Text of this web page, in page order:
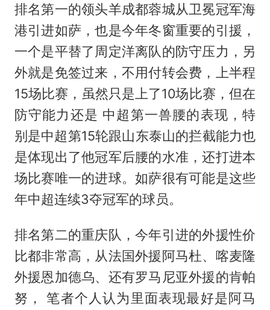
排名第一的领头羊成都蓉城从卫冕冠军海
港引进如萨，也是今年冬窗重要的引援，
一个是平替了周定洋离队的防守压力，另
外就是免签过来，不用付转会费，上半程
15场比赛，虽然只是上了10场比赛，但在
防守能力还是 中超第一兽腰的表现，特
别是中超第15轮跟山东泰山的拦截能力也
是体现出了他冠军后腰的水准，还打进本
场比赛唯一的进球。如萨很有可能是这些
年中超连续3夺冠军的球员。
排名第二的重庆队，今年引进的外援性价
比都非常高，从法国外援阿马杜、喀麦隆
外援恩加德乌、还有罗马尼亚外援的肯帕
努， 笔者个人认为里面表现最好是阿马